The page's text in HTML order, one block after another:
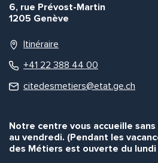
6, rue Prévost-Martin
1205 Genève
Itinéraire
+41 22 388 44 00
citedesmetiers@etat.ge.ch
Notre centre vous accueille
au vendredi. (Pendant les
des Métiers est ouverte du lundi